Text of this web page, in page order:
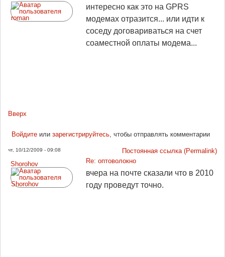
интересно как это на GPRS
модемах отразится... или идти к
соседу договариваться на счет
соаместной оплаты модема...
Вверх
Войдитеили зарегистрируйтесь, чтобы отправлять комментарии
чт, 10/12/2009 - 09:08
Постоянная ссылка (Permalink)
Shorohov
Re: оптоволокно
вчера на почте сказали что в 2010
году проведут точно.